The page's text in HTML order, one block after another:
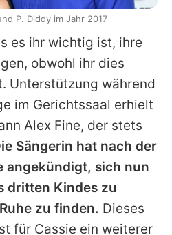
es ihr wichtig ist, ihre
obwohl ihr dies
Unterstützung während
im Gerichtssaal erhielt
Alex Fine, der stets
Sängerin hat nach der
angekündigt, sich nun
dritten Kindes zu
zu finden. Dieses
für Cassie ein weiterer
P. Diddy im Jahr 2017